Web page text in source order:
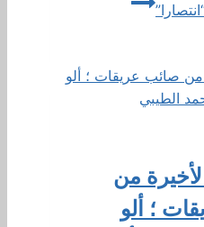
من
؛ ألو